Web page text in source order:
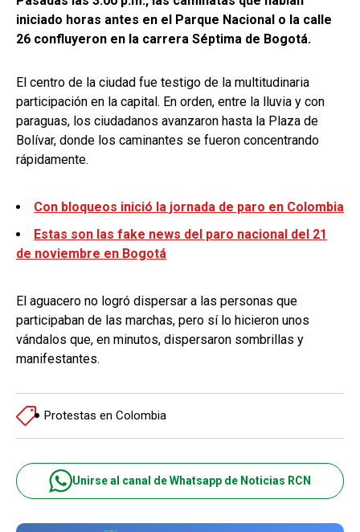
iniciado horas antes en el Parque Nacional o la calle
26 confluyeron en la carrera Séptima de Bogotá.
El centro de la ciudad fue testigo de la multitudinaria
participación en la capital. En orden, entre la lluvia y con
paraguas, los ciudadanos avanzaron hasta la Plaza de
Bolívar, donde los caminantes se fueron concentrando
rápidamente.
Con bloqueos inició la jornada de paro en Colombia
Estas son las fake news del paro nacional del 21
de noviembre en Bogotá
El aguacero no logró dispersar a las personas que
participaban de las marchas, pero sí lo hicieron unos
vándalos que, en minutos, dispersaron sombrillas y
manifestantes.
Protestas en Colombia
Unirse al canal de Whatsapp de Noticias RCN